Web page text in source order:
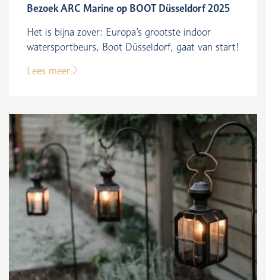
Bezoek ARC Marine op BOOT Düsseldorf 2025
Het is bijna zover: Europa’s grootste indoor
watersportbeurs, Boot Düsseldorf, gaat van start!
Lees meer